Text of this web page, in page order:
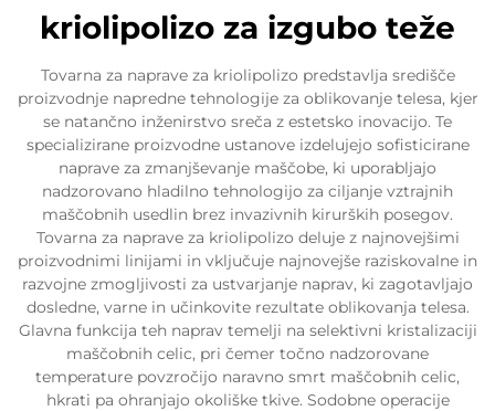
kriolipolizo za izgubo teže
Tovarna za naprave za kriolipolizo predstavlja središče
proizvodnje napredne tehnologije za oblikovanje telesa, kjer
se natančno inženirstvo sreča z estetsko inovacijo. Te
specializirane proizvodne ustanove izdelujejo sofisticirane
naprave za zmanjševanje maščobe, ki uporabljajo
nadzorovano hladilno tehnologijo za ciljanje vztrajnih
maščobnih usedlin brez invazivnih kirurških posegov.
Tovarna za naprave za kriolipolizo deluje z najnovejšimi
proizvodnimi linijami in vključuje najnovejše raziskovalne in
razvojne zmogljivosti za ustvarjanje naprav, ki zagotavljajo
dosledne, varne in učinkovite rezultate oblikovanja telesa.
Glavna funkcija teh naprav temelji na selektivni kristalizaciji
maščobnih celic, pri čemer točno nadzorovane
temperature povzročijo naravno smrt maščobnih celic,
hkrati pa ohranjajo okoliške tkive. Sodobne operacije